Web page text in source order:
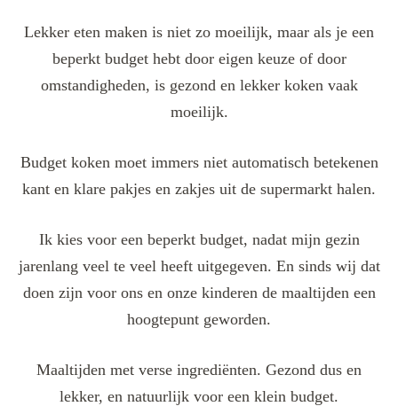
Lekker eten maken is niet zo moeilijk, maar als je een
beperkt budget hebt door eigen keuze of door
omstandigheden, is gezond en lekker koken vaak
moeilijk.
Budget koken moet immers niet automatisch betekenen
kant en klare pakjes en zakjes uit de supermarkt halen.
Ik kies voor een beperkt budget, nadat mijn gezin
jarenlang veel te veel heeft uitgegeven. En sinds wij dat
doen zijn voor ons en onze kinderen de maaltijden een
hoogtepunt geworden.
Maaltijden met verse ingrediënten. Gezond dus en
lekker, en natuurlijk voor een klein budget.